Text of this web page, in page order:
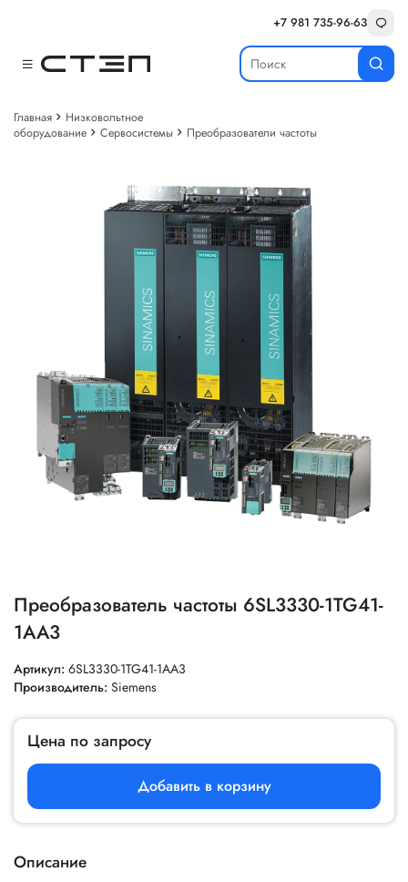
+7 981 735-96-63
Главная
Низковольтное
оборудование
Сервосистемы Преобразователи частоты
Преобразователь частоты 6SL3330-1TG41-
1AA3
Артикул: 6SL3330-1TG41-1AA3
Производитель: Siemens
Цена по запросу
Добавить в корзину
Описание